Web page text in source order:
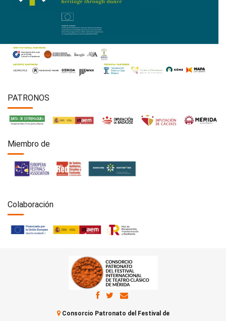
PATRONOS
Miembro de
Colaboración
Consorcio Patronato del Festival de